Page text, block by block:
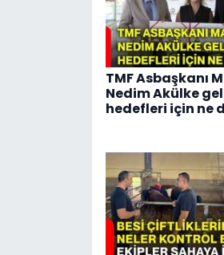
TMF Asbaşkanı
Nedim Akülke
hedefleri için ne